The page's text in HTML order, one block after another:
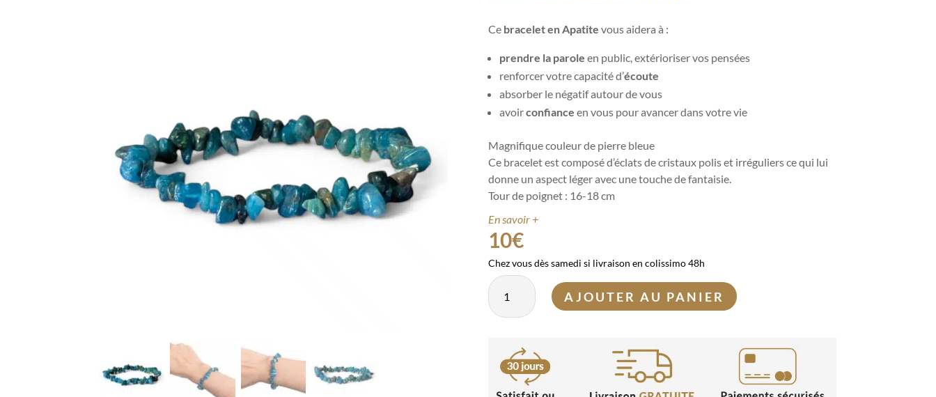
Ce bracelet en Apatite vous aidera à :
prendre la parole en public,extérioriser vos pensées
renforcer votre capacité d’écoute
absorber le négatif autour de vous
avoirconfiance en vous pouravancer dans votre vie
Magnifique couleur de pierre bleue
Ce bracelet est composé d’éclats de cristaux polis et irréguliers ce qui lui
donne un aspect léger avec une touche de fantaisie.
Tour de poignet : 16-18 cm
En savoir +
10€
Chez vous dès samedi si livraison en colissimo 48h
quantité
Bracelet
baroque
AJOUTER AU PANIER